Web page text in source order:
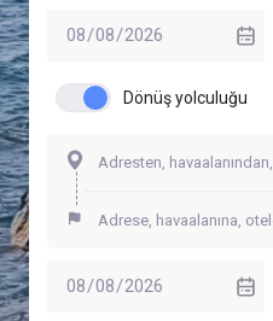
Dönüş yolculuğu